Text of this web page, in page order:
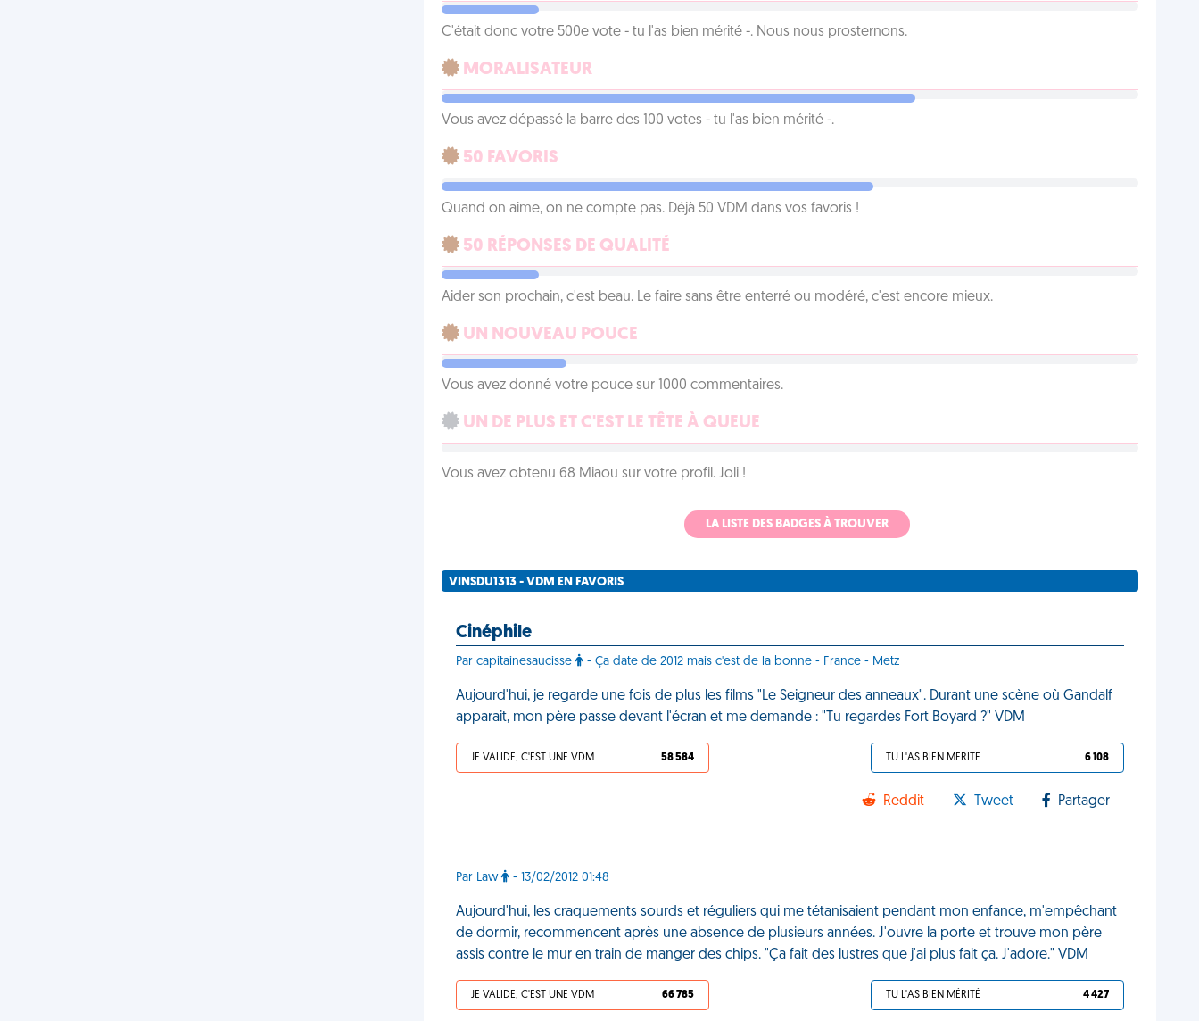
C'était donc votre 500e vote - tu l'as bien mérité -. Nous nous prosternons.
MORALISATEUR
Vous avez dépassé la barre des 100 votes - tu l'as bien mérité -.
50 FAVORIS
Quand on aime, on ne compte pas. Déjà 50 VDM dans vos favoris !
50 RÉPONSES DE QUALITÉ
Aider son prochain, c'est beau. Le faire sans être enterré ou modéré, c'est encore mieux.
UN NOUVEAU POUCE
Vous avez donné votre pouce sur 1000 commentaires.
UN DE PLUS ET C'EST LE TÊTE À QUEUE
Vous avez obtenu 68 Miaou sur votre profil. Joli !
LA LISTE DES BADGES À TROUVER
VINSDU1313 - VDM EN FAVORIS
Cinéphile
Par capitainesaucisse - Ça date de 2012 mais c'est de la bonne - France - Metz
Aujourd'hui, je regarde une fois de plus les films "Le Seigneur des anneaux". Durant une scène où Gandalf
apparait, mon père passe devant l'écran et me demande : "Tu regardes Fort Boyard ?" VDM
JE VALIDE, C'EST UNE VDM 58 584 TU L'AS BIEN MÉRITÉ 6 108
Reddit Tweet Partager
Par Law - 13/02/2012 01:48
Aujourd'hui, les craquements sourds et réguliers qui me tétanisaient pendant mon enfance, m'empêchant
de dormir, recommencent après une absence de plusieurs années. J'ouvre la porte et trouve mon père
assis contre le mur en train de manger des chips. "Ça fait des lustres que j'ai plus fait ça. J'adore." VDM
JE VALIDE, C'EST UNE VDM 66 785 TU L'AS BIEN MÉRITÉ 4 427